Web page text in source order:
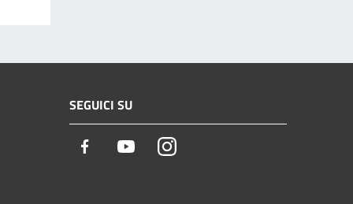
SEGUICI SU
Facebook YoutubeInstagram